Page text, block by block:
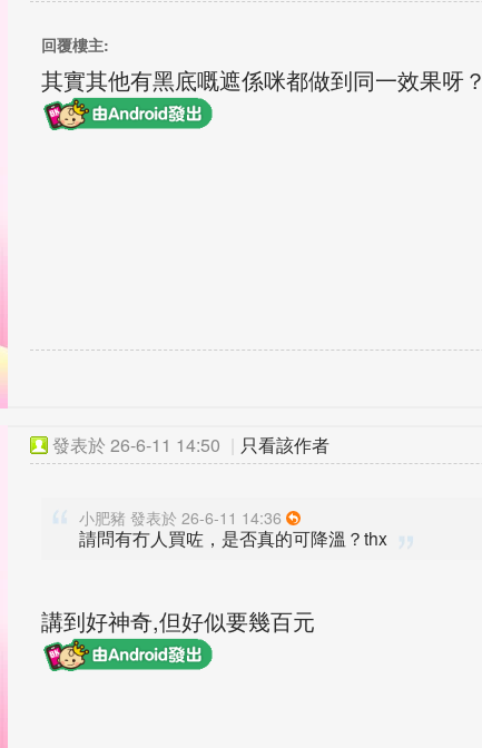
回覆樓主:
其實其他有黑底嘅遮係咪都做到同一效果呀？
發表於 26-6-11 14:50 | 只看該作者
小肥豬 發表於 26-6-11 14:36
請問有冇人買咗，是否真的可降溫？thx
講到好神奇,但好似要幾百元